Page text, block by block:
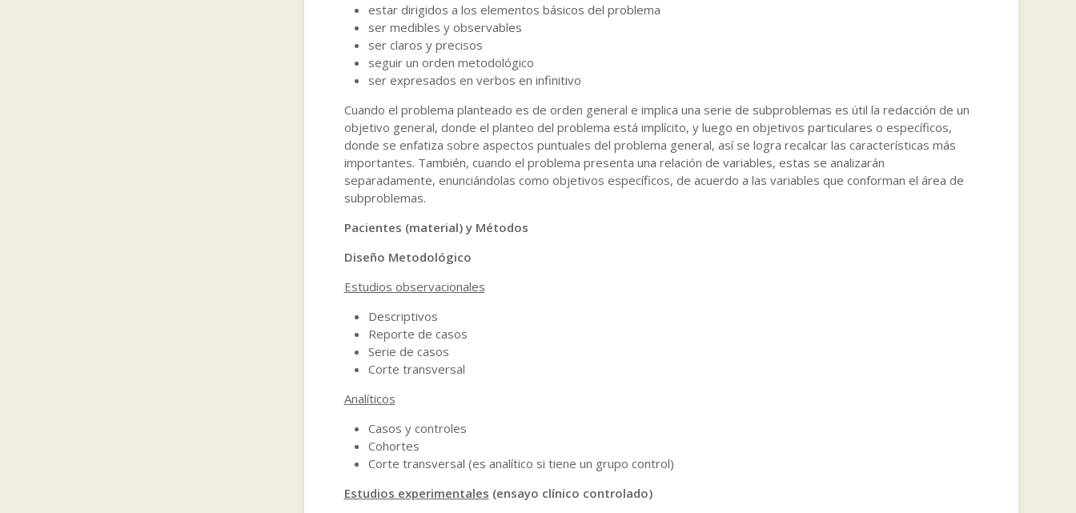
estar dirigidos a los elementos básicos del problema
ser medibles y observables
ser claros y precisos
seguir un orden metodológico
ser expresados en verbos en infinitivo
Cuando el problema planteado es de orden general e implica una serie de subproblemas es útil la redacción de un
objetivo general, donde el planteo del problema está implícito, y luego en objetivos particulares o específicos,
donde se enfatiza sobre aspectos puntuales del problema general, así se logra recalcar las características más
importantes. También, cuando el problema presenta una relación de variables, estas se analizarán
separadamente, enunciándolas como objetivos específicos, de acuerdo a las variables que conforman el área de
subproblemas.
Pacientes (material) y Métodos
Diseño Metodológico
Estudios observacionales
Descriptivos
Reporte de casos
Serie de casos
Corte transversal
Analíticos
Casos y controles
Cohortes
Corte transversal (es analítico si tiene un grupo control)
Estudios experimentales (ensayo clínico controlado)